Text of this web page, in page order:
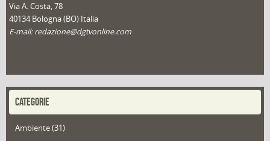
Via A. Costa, 78
40134 Bologna (BO) Italia
E-mail: redazione@dgtvonline.com
CATEGORIE
Ambiente(31)